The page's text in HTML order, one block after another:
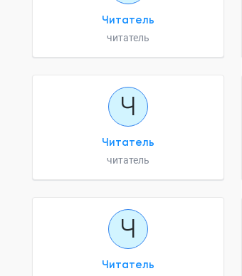
Читатель
читатель
Ч
Читатель
читатель
Ч
Читатель